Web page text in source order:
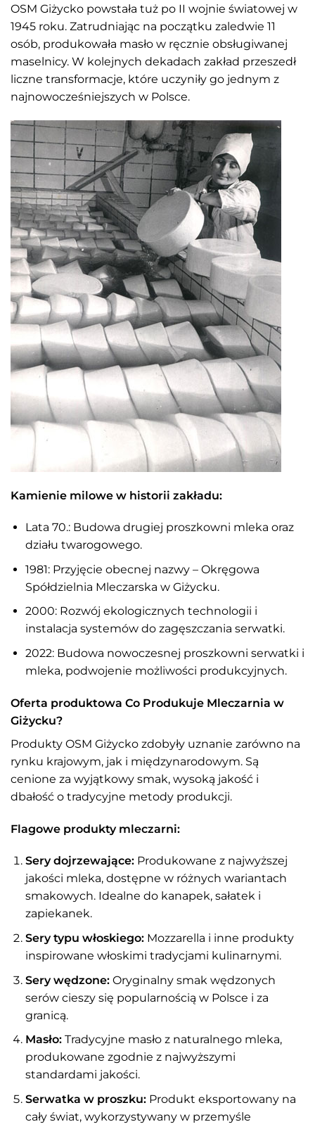
OSM Giżycko powstała tuż po II wojnie światowej w
1945 roku. Zatrudniając na początku zaledwie 11
osób, produkowała masło w ręcznie obsługiwanej
maselnicy. W kolejnych dekadach zakład przeszedł
liczne transformacje, które uczyniły go jednym z
najnowocześniejszych w Polsce.
Kamienie milowe w historii zakładu:
Lata 70.: Budowa drugiej proszkowni mleka oraz
działu twarogowego.
1981: Przyjęcie obecnej nazwy – Okręgowa
Spółdzielnia Mleczarska w Giżycku.
2000: Rozwój ekologicznych technologii i
instalacja systemów do zagęszczania serwatki.
2022: Budowa nowoczesnej proszkowni serwatki i
mleka, podwojenie możliwości produkcyjnych.
Oferta produktowa Co Produkuje Mleczarnia w
Giżycku?
Produkty OSM Giżycko zdobyły uznanie zarówno na
rynku krajowym, jak i międzynarodowym. Są
cenione za wyjątkowy smak, wysoką jakość i
dbałość o tradycyjne metody produkcji.
Flagowe produkty mleczarni:
Sery dojrzewające:Produkowane z najwyższej
jakości mleka, dostępne w różnych wariantach
smakowych. Idealne do kanapek, sałatek i
zapiekanek.
Sery typu włoskiego:Mozzarella i inne produkty
inspirowane włoskimi tradycjami kulinarnymi.
Sery wędzone:Oryginalny smak wędzonych
serów cieszy się popularnością w Polsce i za
granicą.
Masło:Tradycyjne masło z naturalnego mleka,
produkowane zgodnie z najwyższymi
standardami jakości.
Serwatka w proszku:Produkt eksportowany na
cały świat, wykorzystywany w przemyśle